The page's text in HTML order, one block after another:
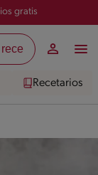
gratis
Recetarios